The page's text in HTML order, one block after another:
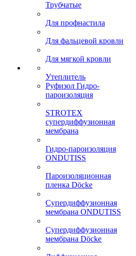
Трубчатые
Для профнастила
Для фальцевой кровли
Для мягкой кровли
Утеплитель
Руфизол Гидро-
пароизоляция
STROTEX
супердиффузионная
мембрана
Гидро-пароизоляция
ONDUTISS
Пароизоляционная
пленка Döcke
Супердиффузионная
мембрана ONDUTISS
Супердиффузионная
мембрана Döcke